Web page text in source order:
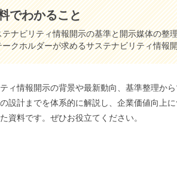
でわかること
テナビリティ情報開示の基準と開示媒体の整
ークホルダーが求めるサステナビリティ情報
ィ情報開示の背景や最新動向、基準整理か
設計までを体系的に解説し、企業価値向上
資料です。ぜひお役立てください。